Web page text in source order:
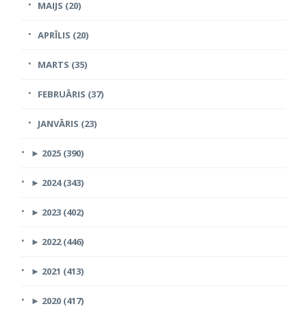
MAIJS (20)
APRĪLIS (20)
MARTS (35)
FEBRUĀRIS (37)
JANVĀRIS (23)
► 2025 (390)
► 2024 (343)
► 2023 (402)
► 2022 (446)
► 2021 (413)
► 2020 (417)